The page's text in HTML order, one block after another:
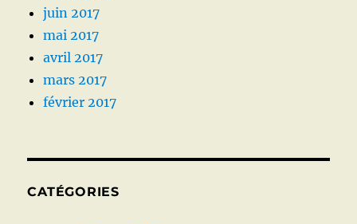
juin 2017
mai 2017
avril 2017
mars 2017
février 2017
CATÉGORIES